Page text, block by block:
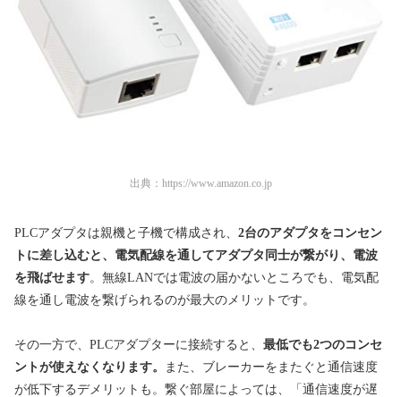
出典： https://www.amazon.co.jp
PLCアダプタは親機と子機で構成され、 2台のアダプタをコンセン
トに差し込むと、電気配線を通してアダプタ同士が繋がり、電波
を飛ばせます。無線LANでは電波の届かないところでも、電気配
線を通し電波を繋げられるのが最大のメリットです。
その一方で、PLCアダプターに接続すると、 最低でも2つのコンセ
ントが使えなくなります。
また、ブレーカーをまたぐと通信速度
が低下するデメリットも。繋ぐ部屋によっては、「通信速度が遅